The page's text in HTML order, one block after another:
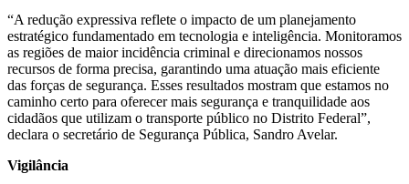
“A redução expressiva reflete o impacto de um planejamento
estratégico fundamentado em tecnologia e inteligência. Monitoramos
as regiões de maior incidência criminal e direcionamos nossos
recursos de forma precisa, garantindo uma atuação mais eficiente
das forças de segurança. Esses resultados mostram que estamos no
caminho certo para oferecer mais segurança e tranquilidade aos
cidadãos que utilizam o transporte público no Distrito Federal”,
declara o secretário de Segurança Pública, Sandro Avelar.
Vigilância